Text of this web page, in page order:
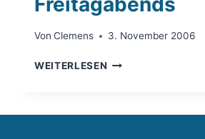
Von Clemens 3. November 2006
WEITERLESEN BILDER